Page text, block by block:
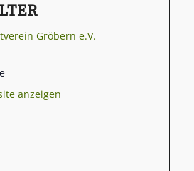
Gröbern e.V.
anzeigen